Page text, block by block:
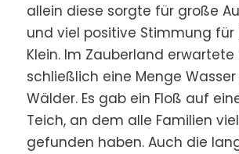
allein diese sorgte für große
und viel positive Stimmung für
Klein. Im Zauberland erwartete
schließlich eine Menge
Wälder. Es gab ein Floß auf
Teich, an dem alle Familien
gefunden haben. Auch die